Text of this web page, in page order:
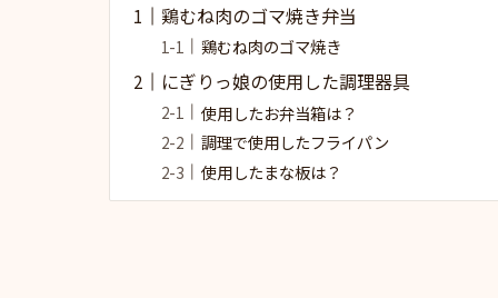
鶏むね肉のゴマ焼き弁当
鶏むね肉のゴマ焼き
にぎりっ娘の使用した調理器具
使用したお弁当箱は？
調理で使用したフライパン
使用したまな板は？